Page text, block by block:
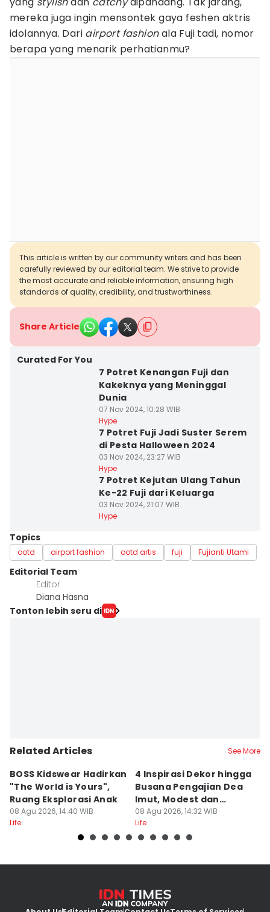
mereka juga ingin mensontek gaya feshen aktris
idolannya. Dari airport fashionala Fuji tadi, nomor
berapa yang menarik perhatianmu?
This article is written by our community writers and has been
carefully reviewed by our editorial team. We strive to provide
the most accurate and reliable information, ensuring high
standards of quality, credibility, and trustworthiness.
Share Article
Curated For You
7 Potret Kenangan Fuji dan
Kakeknya yang Meninggal
Dunia
07 Nov 2024, 10:28 WIB
Hype
7 Potret Fuji Jadi Suster Serem
di Pesta Halloween 2024
03 Nov 2024, 23:27 WIB
Hype
7 Potret Kejutan Ulang Tahun
Ke-22 Fuji dari Keluarga
03 Nov 2024, 21:07 WIB
Hype
Topics
ootd airport fashion ootd artis fuji Fujianti Utami
Editorial Team
Editor
Diana Hasna
Tonton lebih seru di
Related Articles See More
BOSS Kidswear Hadirkan
"The World is Yours",
Ruang Eksplorasi Anak
08 Agu 2026, 14:40 WIB
Life
4 Inspirasi Dekor hingga
Busana Pengajian Dea
Imut, Modest dan
Anggun!
08 Agu 2026, 14:32 WIB
Life